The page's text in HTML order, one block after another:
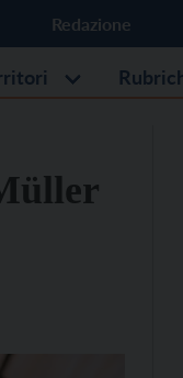
Redazione